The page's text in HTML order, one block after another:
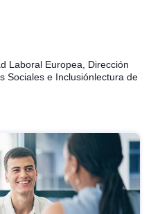
Laboral Europea, Dirección
Sociales e Inclusiónlectura de